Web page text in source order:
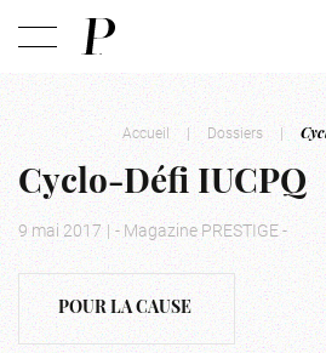
Accueil | Dossiers |
Cyclo-Défi IUCPQ
9 mai 2017 | - Magazine PRESTIGE -
POUR LA CAUSE